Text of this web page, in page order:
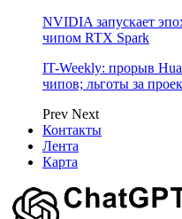
NVIDIA запускает
чипом RTX Spark
IT-Weekly: прорыв
чипов; льготы за
Prev Next
Контакты
Лента
Карта